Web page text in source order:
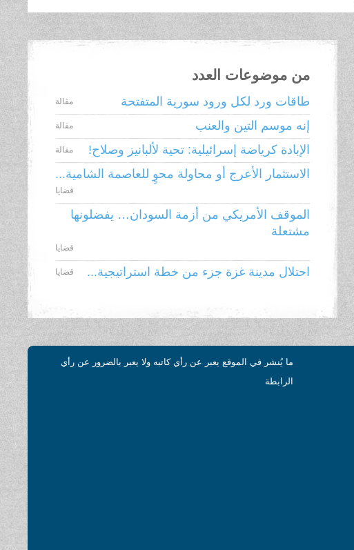
من موضوعات العدد
طاقات ورد لكل ورود سورية المتفتحة مقالة
إنه موسم التين والعنب مقالة
الإبادة كرياضة إسرائيلية: تحية لألبانيز وصلاح! مقالة
الاستثمار الأعرج أو محاولة محوٍ للعاصمة الشامية...
قضايا
الموقف الأمريكي من أزمة السودان… يفضلونها
مشتعلة
قضايا
احتلال مدينة غزة جزء من خطة استراتيجية... قضايا
ما يُنشر في الموقع يعبر عن رأي كاتبه ولا يعبر بالضرور عن رأي
الرابطة